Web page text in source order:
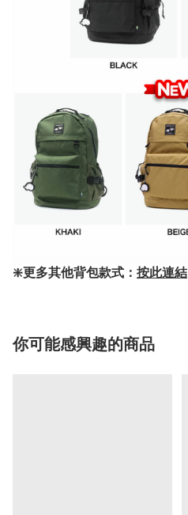
❇️更多其他背包款式： 按此連結
你可能感興趣的商品